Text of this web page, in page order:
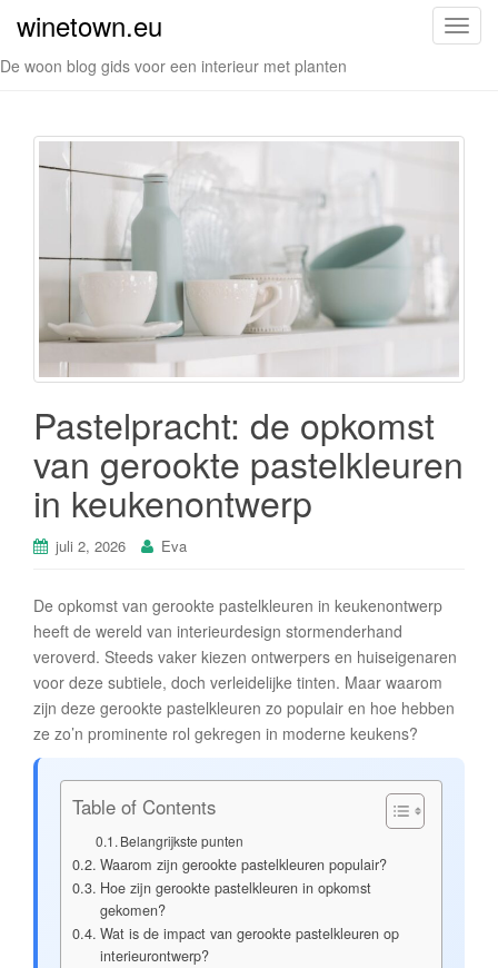
S
k
i
winetown.eu
De woon blog gids voor een interieur met planten
Pastelpracht: de opkomst
van gerookte pastelkleuren
in keukenontwerp
juli 2, 2026 Eva
De opkomst van gerookte pastelkleuren in keukenontwerp
heeft de wereld van interieurdesign stormenderhand
veroverd. Steeds vaker kiezen ontwerpers en huiseigenaren
voor deze subtiele, doch verleidelijke tinten. Maar waarom
zijn deze gerookte pastelkleuren zo populair en hoe hebben
ze zo’n prominente rol gekregen in moderne keukens?
Table of Contents
Belangrijkste punten
Waarom zijn gerookte pastelkleuren populair?
Hoe zijn gerookte pastelkleuren in opkomst
gekomen?
Wat is de impact van gerookte pastelkleuren op
interieurontwerp?